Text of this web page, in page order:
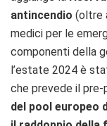
antincendio (oltre
medici per le
componenti della
l’estate 2024 è
che prevede il
del pool europeo